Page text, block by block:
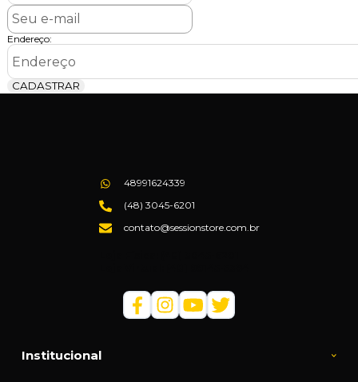
Endereço:
CADASTRAR
Institucional
48991624339
(48) 3045-6201
contato@sessionstore.com.br